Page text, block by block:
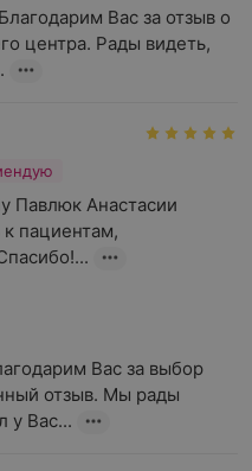
Вас за отзыв о
центра. Рады видеть,
Павлюк Анастасии
пациентам,
Вас за выбор
отзыв. Мы рады
у Вас...